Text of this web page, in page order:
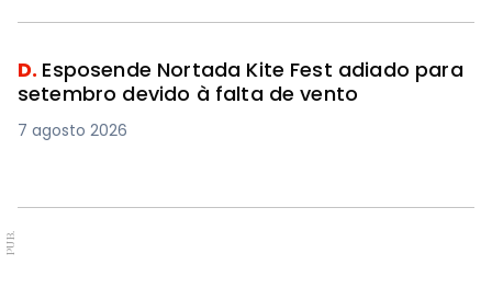
D. Esposende Nortada Kite Fest adiado para
setembro devido à falta de vento
7 agosto 2026
PUB.